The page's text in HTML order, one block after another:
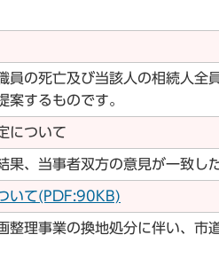
の死亡及び当該人の相続人全
案するものです。
について
、当事者双方の意見が一致し
いて(PDF:90KB)
理事業の換地処分に伴い、市